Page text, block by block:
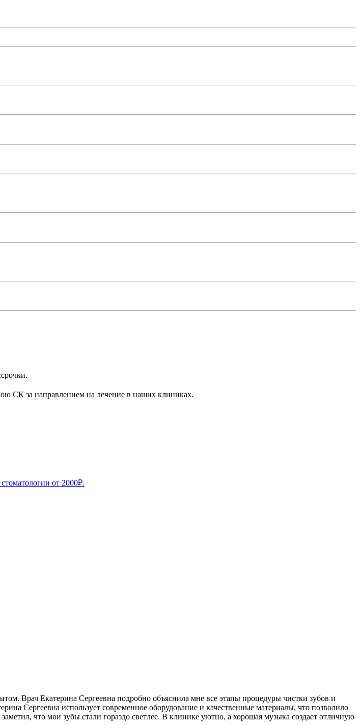
СК за направлением на лечение в наших клиниках.
от 2000₽.
Врач Екатерина Сергеевна подробно объяснила мне все этапы процедуры чистки зубов и
Сергеевна использует современное оборудование и качественные материалы, что позволило
что мои зубы стали гораздо светлее. В клинике уютно, а хорошая музыка создает отличную